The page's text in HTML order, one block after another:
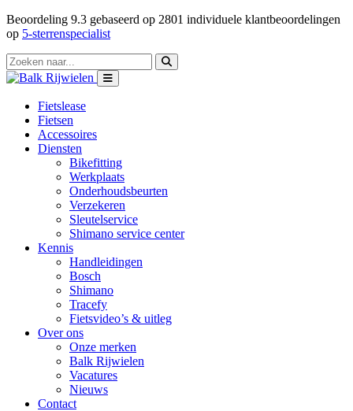
Beoordeling 9.3 gebaseerd op 2801 individuele klantbeoordelingen
op 5-sterrenspecialist
Fietslease
Fietsen
Accessoires
Diensten
Bikefitting
Werkplaats
Onderhoudsbeurten
Verzekeren
Sleutelservice
Shimano service center
Kennis
Handleidingen
Bosch
Shimano
Tracefy
Fietsvideo’s & uitleg
Over ons
Onze merken
Balk Rijwielen
Vacatures
Nieuws
Contact